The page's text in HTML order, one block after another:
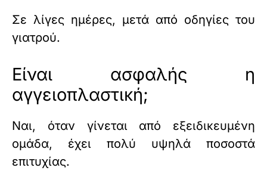
Σε λίγες ημέρες, μετά από οδηγίες του
γιατρού.
Είναι ασφαλής η
αγγειοπλαστική;
Ναι, όταν γίνεται από εξειδικευμένη
ομάδα, έχει πολύ υψηλά ποσοστά
επιτυχίας.